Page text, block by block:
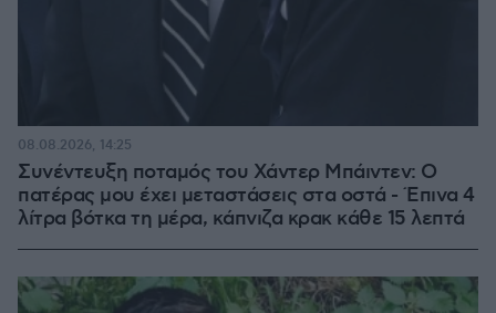
Συνέντευξη ποταμός του Χάντερ Μπάιντεν: Ο
πατέρας μου έχει μεταστάσεις στα οστά - Έπινα 4
λίτρα βότκα τη μέρα, κάπνιζα κρακ κάθε 15 λεπτά
08.08.2026, 14:25